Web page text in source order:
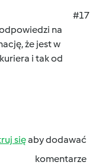
#17
na
że jest w
i tak od
sięaby dodawać
komentarze